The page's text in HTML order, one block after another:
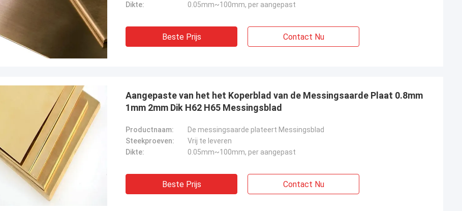
Dikte:
0.05mm~100mm, per aangepast
Beste Prijs Contact Nu
Aangepaste van het het Koperblad van de Messingsaarde Plaat 0.8mm
1mm 2mm Dik H62 H65 Messingsblad
Productnaam:
De messingsaarde plateert Messingsblad
Steekproeven:
Vrij te leveren
Dikte:
0.05mm~100mm, per aangepast
Beste Prijs Contact Nu